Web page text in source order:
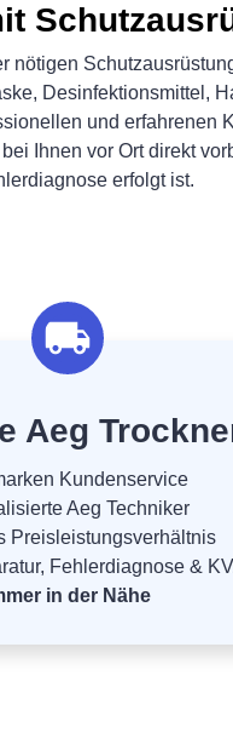
nötigen
Desinfektionsmittel,
und erfahrenen
Ihnen vor Ort direkt
erfolgt ist.
Aeg
Kundenservice
Aeg Techniker
Preisleistungsverhältnis
Fehlerdiagnose &
in der Nähe